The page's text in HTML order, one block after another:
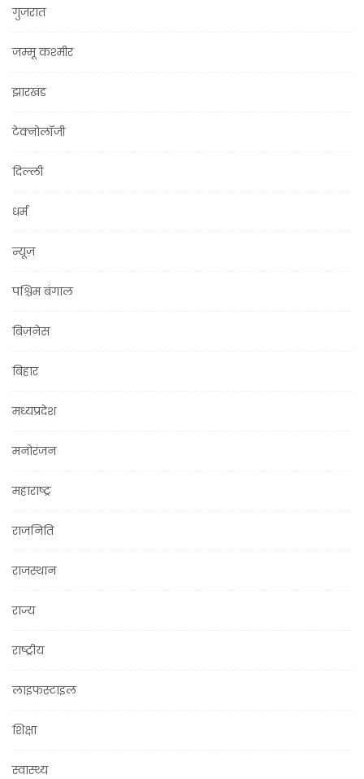
गुजरात
जम्मू कश्मीर
झारखंड
टेक्नोलॉजी
दिल्ली
धर्म
न्यूज़
पश्चिम बंगाल
बिज़नेस
बिहार
मध्यप्रदेश
मनोरंजन
महाराष्ट्र
राजनिति
राजस्थान
राज्य
राष्ट्रीय
लाइफस्टाइल
शिक्षा
स्वास्थ्य